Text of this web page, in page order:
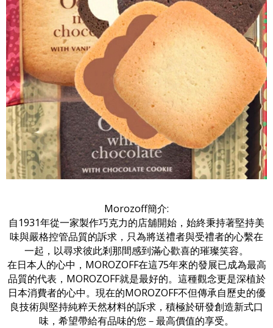
Morozoff簡介:
自1931年從一家製作巧克力的店舖開始，始終秉持著堅持美
味與嚴格控管品質的訴求，只為將送禮者與受禮者的心繫在
一起，以尋求彼此剎那間感到滿心歡喜的璀璨笑容。
在日本人的心中，MOROZOFF在這75年來的發展已成為最高
品質的代表，MOROZOFF就是最好的。這種觀念更是深植於
日本消費者的心中。現在的MOROZOFF不但傳承自歷史的優
良技術與堅持純粹天然材料的訴求，積極於研發創造新式口
味，希望帶給有品味的您－最高價值的享受。